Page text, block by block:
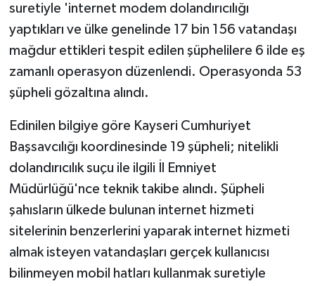
suretiyle 'internet modem dolandırıcılığı
yaptıkları ve ülke genelinde 17 bin 156 vatandaşı
mağdur ettikleri tespit edilen şüphelilere 6 ilde eş
zamanlı operasyon düzenlendi. Operasyonda 53
şüpheli gözaltına alındı.
Edinilen bilgiye göre Kayseri Cumhuriyet
Başsavcılığı koordinesinde 19 şüpheli; nitelikli
dolandırıcılık suçu ile ilgili İl Emniyet
Müdürlüğü'nce teknik takibe alındı. Şüpheli
şahısların ülkede bulunan internet hizmeti
sitelerinin benzerlerini yaparak internet hizmeti
almak isteyen vatandaşları gerçek kullanıcısı
bilinmeyen mobil hatları kullanmak suretiyle